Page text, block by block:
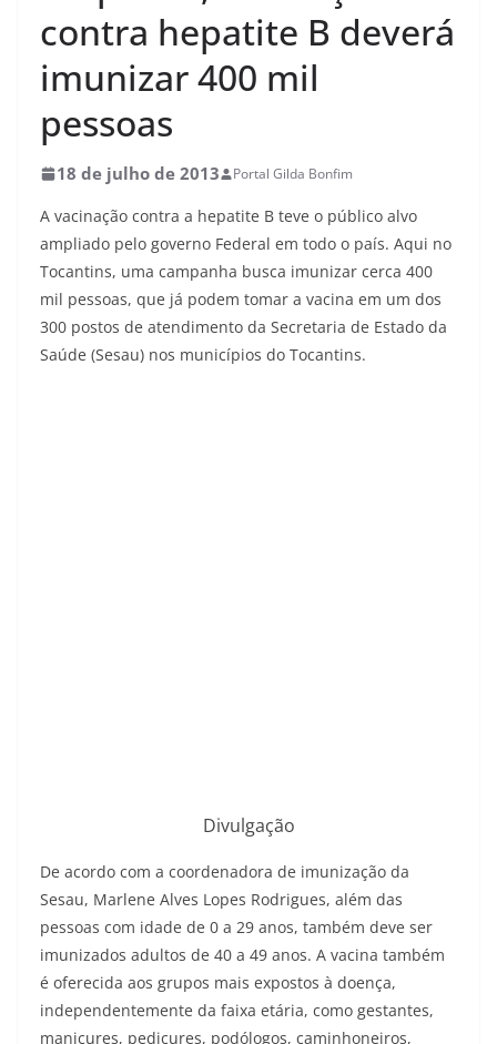
contra hepatite B deverá
imunizar 400 mil
pessoas
18 de julho de 2013 Portal Gilda Bonfim
A vacinação contra a hepatite B teve o público alvo
ampliado pelo governo Federal em todo o país. Aqui no
Tocantins, uma campanha busca imunizar cerca 400
mil pessoas, que já podem tomar a vacina em um dos
300 postos de atendimento da Secretaria de Estado da
Saúde (Sesau) nos municípios do Tocantins.
Divulgação
De acordo com a coordenadora de imunização da
Sesau, Marlene Alves Lopes Rodrigues, além das
pessoas com idade de 0 a 29 anos, também deve ser
imunizados adultos de 40 a 49 anos. A vacina também
é oferecida aos grupos mais expostos à doença,
independentemente da faixa etária, como gestantes,
manicures, pedicures, podólogos, caminhoneiros,